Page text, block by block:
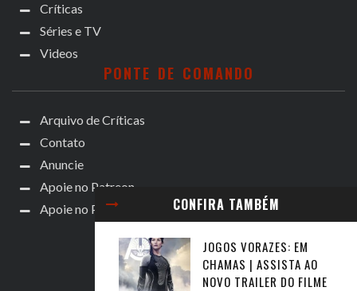
CONFIRA TAMBÉM
JOGOS VORAZES: EM
CHAMAS | ASSISTA AO
NOVO TRAILER DO FILME
Críticas
Séries e TV
Videos
PONTE DE COMANDO
Arquivo de Críticas
Contato
Anuncie
Apoie no Patreon
Apoie no Padrim!